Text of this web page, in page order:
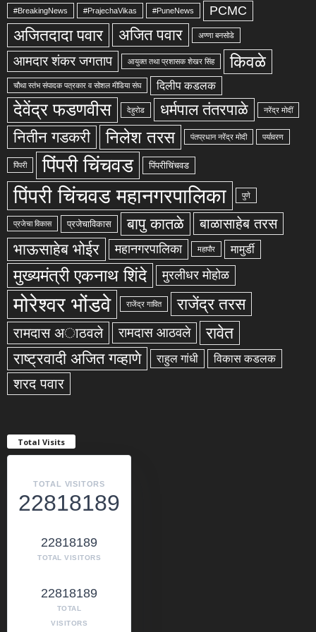
#BreakingNews #PrajechaVikas #PuneNews PCMC
अजितदादा पवार अजित पवार अण्णा बनसोडे
आमदार शंकर जगताप आयुक्त तथा प्रशासक शेखर सिंह किवळे
चौथा स्तंभ संपादक पत्रकार व सोशल मीडिया संघ दिलीप कडलक
देवेंद्र फडणवीस देहुरोड धर्मपाल तंतरपाळे नरेंद्र मोदीं
नितीन गडकरी निलेश तरस पंतप्रधान नरेंद्र मोदी पर्यावरण
पिंपरी पिंपरी चिंचवड पिंपरीचिंचवड
पिंपरी चिंचवड महानगरपालिका पुणे
प्रजेचा विकास प्रजेचाविकास बापु कातळे बाळासाहेब तरस
भाऊसाहेब भोईर महानगरपालिका महापौर मामुर्डी
मुख्यमंत्री एकनाथ शिंदे मुरलीधर मोहोळ
मोरेश्वर भोंडवे राजेंद्र गावित राजेंद्र तरस
रामदास अाठवले रामदास आठवले रावेत
राष्ट्रवादी अजित गव्हाणे राहुल गांधी विकास कडलक
शरद पवार
Total Visits
TOTAL VISITORS
22818189
22818189
TOTAL VISITORS
22818189
TOTAL
VISITORS